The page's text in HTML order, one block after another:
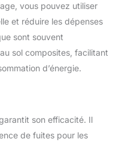
vous pouvez utiliser
et réduire les dépenses
sont souvent
sol composites, facilitant
d’énergie.
son efficacité. Il
de fuites pour les